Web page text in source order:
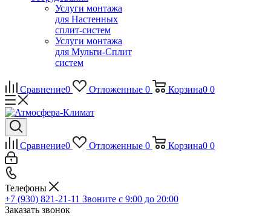
Услуги монтажа
для Настенных
сплит-систем
Услуги монтажа
для Мульти-Сплит
систем
Сравнение0 Отложенные 0 Корзина0 0
Сравнение0 Отложенные 0 Корзина0 0
Телефоны
+7 (930) 821-21-11 Звоните с 9:00 до 20:00
Заказать звонок